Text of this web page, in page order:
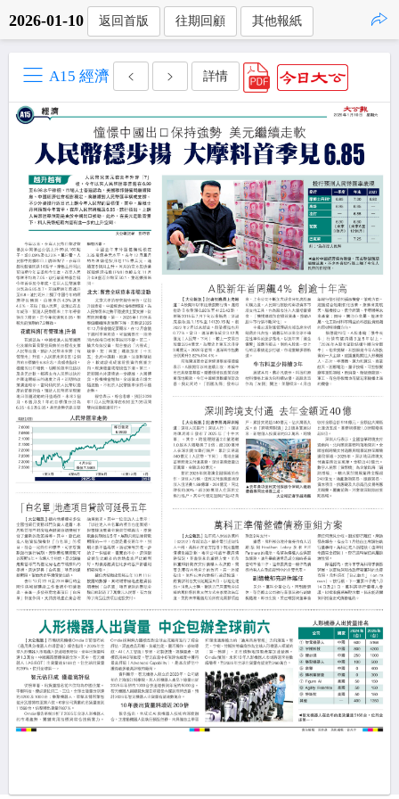
2026-01-10 返回首版 往期回顧 其他報紙
A15 經濟 詳情